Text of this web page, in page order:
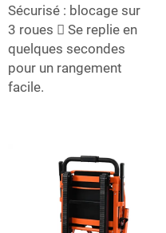
Sécurisé : blocage sur
3 roues  Se replie en
quelques secondes
pour un rangement
facile.